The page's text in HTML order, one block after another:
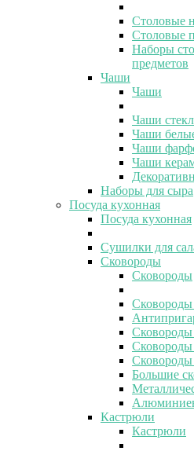
Столовые
Столовые
Наборы
предметов
Чаши
Чаши
Чаши
Чаши
Чаши
Чаши
Наборы для сыра
Посуда кухонная
Посуда кухонная
Сушилки для
Сковороды
Сковороды
Сковороды
Сковороды
Сковороды
Большие
Кастрюли
Кастрюли